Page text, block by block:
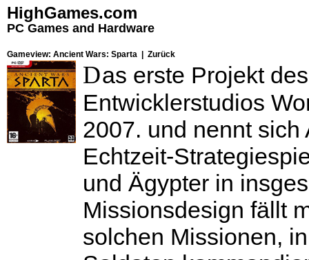
HighGames.com
PC Games and Hardware
Gameview: Ancient Wars: Sparta | Zurück
Das erste Projekt
Entwicklerstudios
2007. und nennt sich
Echtzeit-
und Ägypter in
Missionsdesign fällt
solchen Missionen,